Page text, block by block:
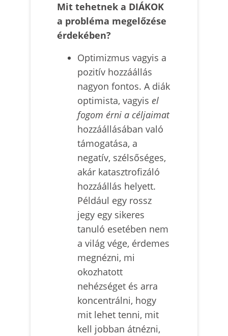
Mit tehetnek a DIÁKOK
a probléma megelőzése
érdekében?
Optimizmus vagyis a
pozitív hozzáállás
nagyon fontos. A diák
optimista, vagyis el
fogom érni a céljaimat
hozzáállásában való
támogatása, a
negatív, szélsőséges,
akár katasztrofizáló
hozzáállás helyett.
Például egy rossz
jegy egy sikeres
tanuló esetében nem
a világ vége, érdemes
megnézni, mi
okozhatott
nehézséget és arra
koncentrálni, hogy
mit lehet tenni, mit
kell jobban átnézni,